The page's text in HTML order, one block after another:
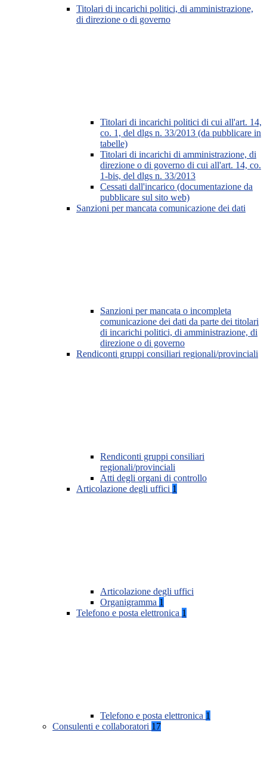
Titolari di incarichi politici, di amministrazione,
di direzione o di governo
Titolari di incarichi politici di cui all'art. 14,
co. 1, del dlgs n. 33/2013 (da pubblicare in
tabelle)
Titolari di incarichi di amministrazione, di
direzione o di governo di cui all'art. 14, co.
1-bis, del dlgs n. 33/2013
Cessati dall'incarico (documentazione da
pubblicare sul sito web)
Sanzioni per mancata comunicazione dei dati
Sanzioni per mancata o incompleta
comunicazione dei dati da parte dei titolari
di incarichi politici, di amministrazione, di
direzione o di governo
Rendiconti gruppi consiliari regionali/provinciali
Rendiconti gruppi consiliari
regionali/provinciali
Atti degli organi di controllo
Articolazione degli uffici 1
Articolazione degli uffici
Organigramma 1
Telefono e posta elettronica 1
Telefono e posta elettronica 1
Consulenti e collaboratori 17